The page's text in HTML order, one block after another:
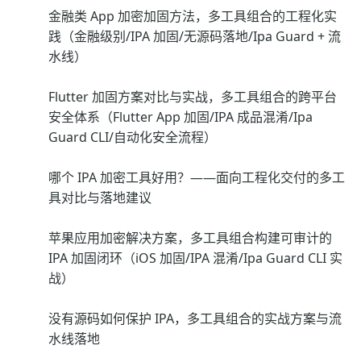
金融类 App 加密加固方法，多工具组合的工程化实
践（金融级别/IPA 加固/无源码落地/Ipa Guard + 流
水线）
Flutter 加固方案对比与实战，多工具组合的跨平台
安全体系（Flutter App 加固/IPA 成品混淆/Ipa
Guard CLI/自动化安全流程）
哪个 IPA 加密工具好用？——面向工程化交付的多工
具对比与落地建议
苹果应用加密解决方案，多工具组合构建可审计的
IPA 加固闭环（iOS 加固/IPA 混淆/Ipa Guard CLI 实
战）
没有源码如何保护 IPA，多工具组合的实战方案与流
水线落地